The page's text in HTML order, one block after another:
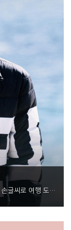
글씨로 여행 도록